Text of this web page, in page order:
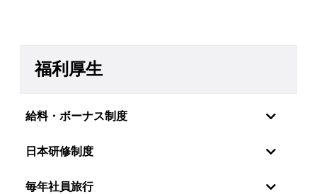
福利厚生
給料・ボーナス制度
日本研修制度
毎年社員旅行